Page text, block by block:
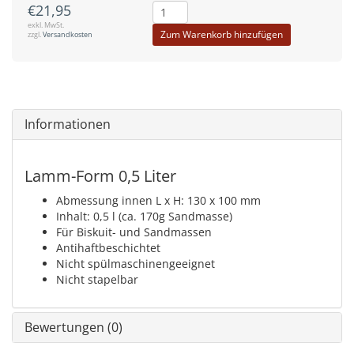
€21,95
exkl. MwSt.
zzgl.Versandkosten Zum Warenkorb hinzufügen
Informationen
Lamm-Form 0,5 Liter
Abmessung innen L x H: 130 x 100 mm
Inhalt: 0,5 l (ca. 170g Sandmasse)
Für Biskuit- und Sandmassen
Antihaftbeschichtet
Nicht spülmaschinengeeignet
Nicht stapelbar
Bewertungen (0)